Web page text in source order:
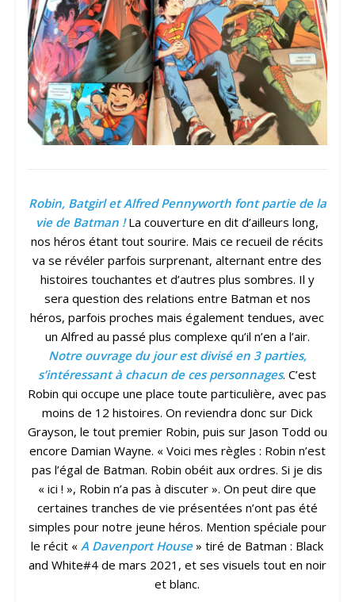
Robin, Batgirl et Alfred Pennyworth font partie de la
vie de Batman !La couverture en dit d’ailleurs long,
nos héros étant tout sourire. Mais ce recueil de récits
va se révéler parfois surprenant, alternant entre des
histoires touchantes et d’autres plus sombres. Il y
sera question des relations entre Batman et nos
héros, parfois proches mais également tendues, avec
un Alfred au passé plus complexe qu’il n’en a l’air.
Notre ouvrage du jour est divisé en 3 parties,
s’intéressant à chacun de ces personnages. C’est
Robin qui occupe une place toute particulière, avec pas
moins de 12 histoires. On reviendra donc sur Dick
Grayson, le tout premier Robin, puis sur Jason Todd ou
encore Damian Wayne. « Voici mes règles : Robin n’est
pas l’égal de Batman. Robin obéit aux ordres. Si je dis
« ici ! », Robin n’a pas à discuter ». On peut dire que
certaines tranches de vie présentées n’ont pas été
simples pour notre jeune héros. Mention spéciale pour
le récit «A Davenport House» tiré de Batman : Black
and White#4 de mars 2021, et ses visuels tout en noir
et blanc.